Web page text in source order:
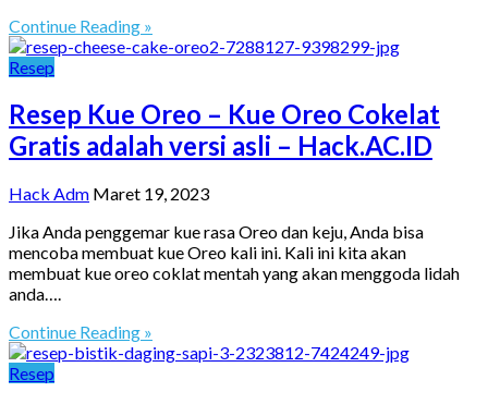
Continue Reading »
Resep
Resep Kue Oreo – Kue Oreo Cokelat
Gratis adalah versi asli – Hack.AC.ID
Hack Adm Maret 19, 2023
Jika Anda penggemar kue rasa Oreo dan keju, Anda bisa
mencoba membuat kue Oreo kali ini. Kali ini kita akan
membuat kue oreo coklat mentah yang akan menggoda lidah
anda….
Continue Reading »
Resep